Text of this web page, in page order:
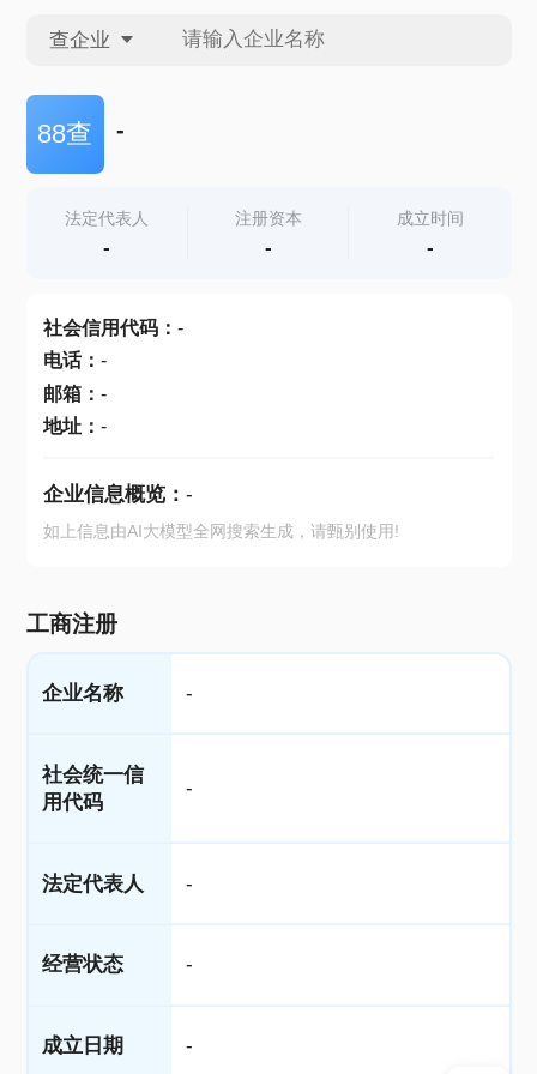
查企业
查企业
查产地
88查 -
法定代表人
-
注册资本
-
成立时间
-
社会信用代码： -
电话： -
邮箱： -
地址： -
企业信息概览： -
如上信息由AI大模型全网搜索生成，请甄别使用!
工商注册
企业名称 -
社会统一信
用代码
-
法定代表人 -
经营状态 -
成立日期 -